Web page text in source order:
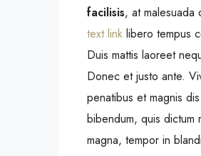
facilisis, at malesuada
text link libero tempus
Duis mattis laoreet
Donec et justo ante.
penatibus et magnis
bibendum, quis dictum
magna, tempor in